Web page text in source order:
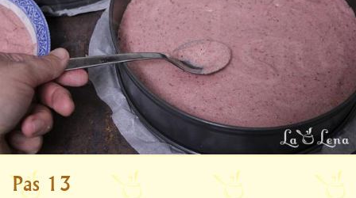
Pas 13